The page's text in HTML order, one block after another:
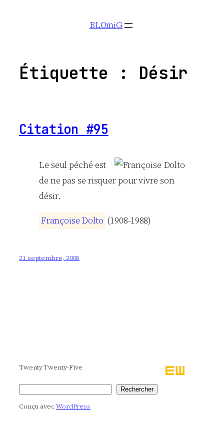
BLOmiG
Étiquette : Désir
Citation #95
Le seul péché est
de ne pas se risquer pour vivre son
désir.
Françoise Dolto (1908-1988)
21 septembre, 2008
Twenty Twenty-Five
Rechercher Rechercher
Conçu avecWordPress